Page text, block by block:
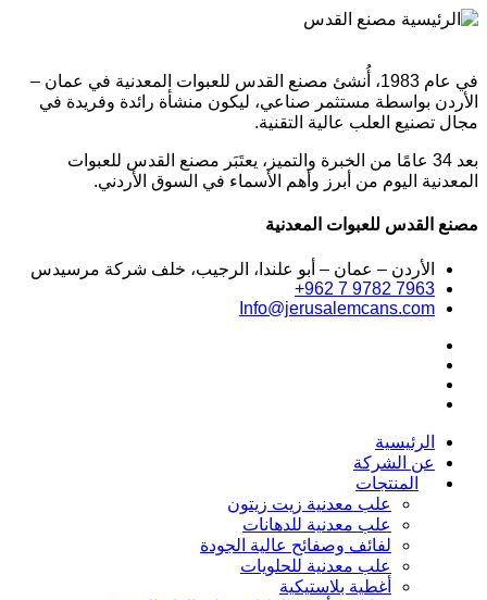
في عام 1983، أُنشئ مصنع القدس للعبوات المعدنية في عمان –
الأردن بواسطة مستثمر صناعي، ليكون منشأة رائدة وفريدة في
مجال تصنيع العلب عالية التقنية.
بعد 34 عامًا من الخبرة والتميز، يعتَبَر مصنع القدس للعبوات
المعدنية اليوم من أبرز وأهم الأسماء في السوق الأردني.
مصنع القدس للعبوات المعدنية
الأردن – عمان – أبو علندا، الرجيب، خلف شركة مرسيدس
+962 7 9782 7963
Info@jerusalemcans.com
الرئيسية
عن الشركة
المنتجات
علب معدنية زيت زيتون
علب معدنية للدهانات
لفائف وصفائح عالية الجودة
علب معدنية للحلويات
أغطية بلاستيكية